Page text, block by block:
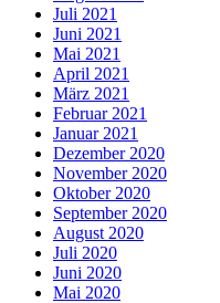
Juli 2021
Juni 2021
Mai 2021
April 2021
März 2021
Februar 2021
Januar 2021
Dezember 2020
November 2020
Oktober 2020
September 2020
August 2020
Juli 2020
Juni 2020
Mai 2020